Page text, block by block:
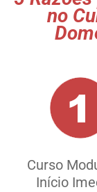
no
Curso
Início